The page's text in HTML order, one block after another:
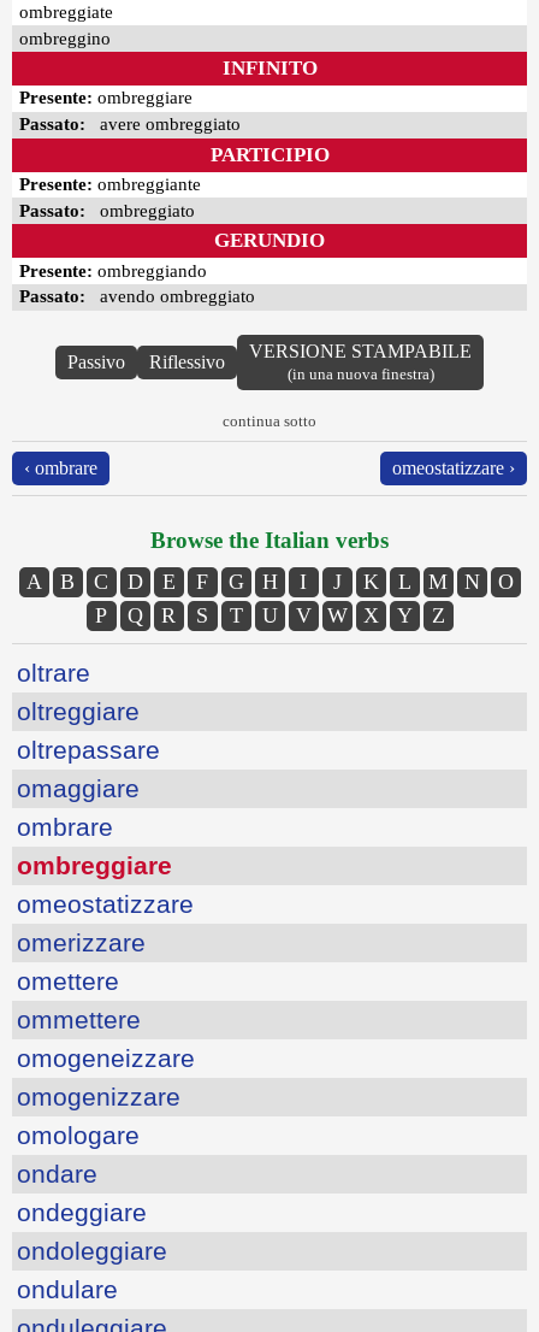
ombreggiate
ombreggino
INFINITO
Presente: ombreggiare
Passato: avere ombreggiato
PARTICIPIO
Presente: ombreggiante
Passato: ombreggiato
GERUNDIO
Presente: ombreggiando
Passato: avendo ombreggiato
Passivo Riflessivo
VERSIONE STAMPABILE
(in una nuova finestra)
continua sotto
‹ ombrare omeostatizzare ›
Browse the Italian verbs
A B C D E F G H I J K L M N
O
P
Q R S T U V W X Y Z
oltrare
oltreggiare
oltrepassare
omaggiare
ombrare
ombreggiare
omeostatizzare
omerizzare
omettere
ommettere
omogeneizzare
omogenizzare
omologare
ondare
ondeggiare
ondoleggiare
ondulare